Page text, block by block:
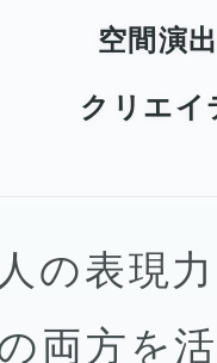
空間演出
クリエイ
の表現
両方を